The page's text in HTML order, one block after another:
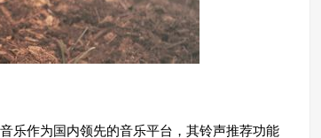
乐作为国内领先的音乐平台，其铃声推荐功能